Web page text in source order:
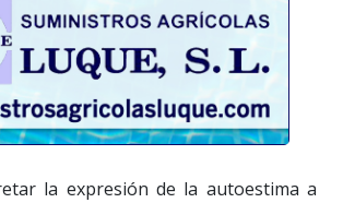
la expresión de la autoestima a